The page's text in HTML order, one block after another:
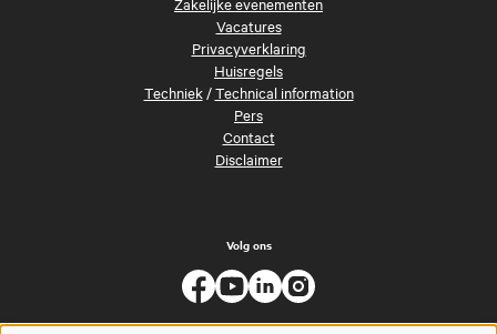
Vacatures
Privacyverklaring
Huisregels
Techniek/Technical information
Pers
Contact
Disclaimer
Volg ons